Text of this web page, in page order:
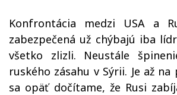
Konfrontácia medzi USA a
zabezpečená už chýbajú iba
všetko zlizli. Neustále
ruského zásahu v Sýrii. Je až na
sa opäť dočítame, že Rusi